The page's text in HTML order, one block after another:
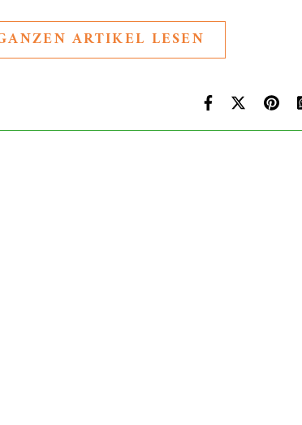
ARTIKEL LESEN